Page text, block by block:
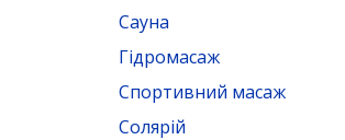
Сауна
Гідромасаж
Спортивний масаж
Солярій